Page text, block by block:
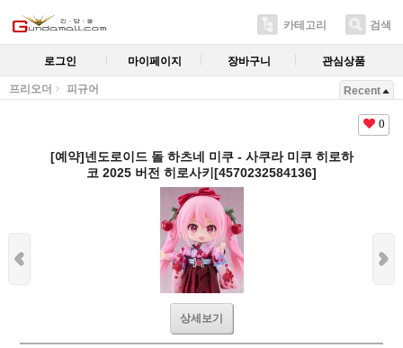
카테고리 검색
로그인 마이페이지 장바구니 관심상품
프리오더 피규어 Recent
0
[예약]넨도로이드 돌 하츠네 미쿠 - 사쿠라 미쿠 히로하
코 2025 버전 히로사키[4570232584136]
상세보기